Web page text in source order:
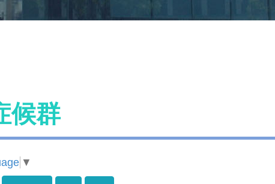
候群
▼